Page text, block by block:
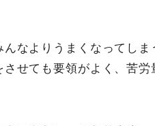
なよりうまくなってし
せても要領がよく、苦労